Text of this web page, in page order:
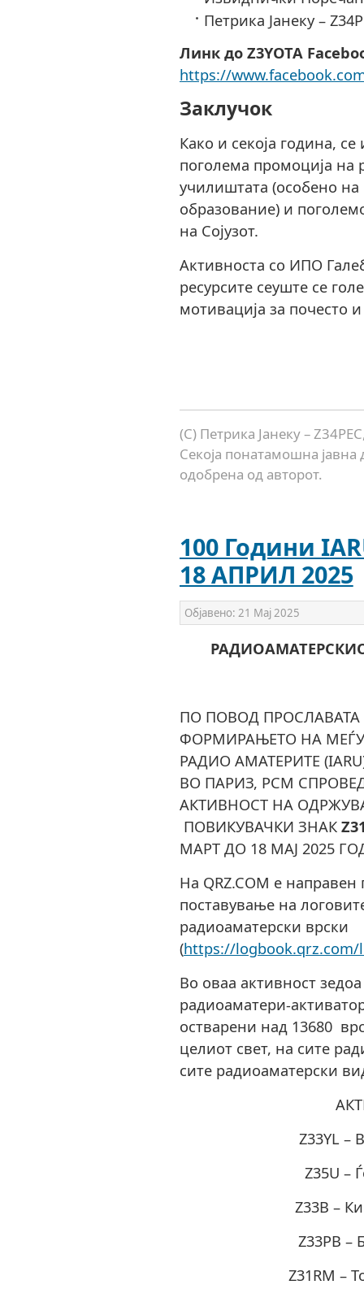
Петрика Јанеку –
Линк до Z3YOTA
https://
Заклучок
Како и секоја година,
поголема промоција на
училиштата (особено
образование) и
на Сојузот.
Активноста со ИПО
ресурсите сеуште се
мотивација за почесто
(C) Петрика Јанеку –
Секоја понатамошна јавна
одобрена од авторот.
100 Години
18 АПРИЛ 2025
Објавено: 21 Мај 2025
ПО ПОВОД
ФОРМИРАЊЕТО НА
РАДИО АМАТЕРИТЕ
ВО ПАРИЗ, РСМ
АКТИВНОСТ НА
ПОВИКУВАЧКИ ЗНАК
МАРТ ДО 18 МАЈ 2025
На QRZ.COM е
поставување на
радиоаматерски врски
(https://logbook.qrz.com/
Во оваа активност
радиоаматери-
остварени над 13680
целиот свет, на сите
сите радиоаматерски
Z33YL –
Z35U –
Z33B –
Z33PB –
Z31RM –